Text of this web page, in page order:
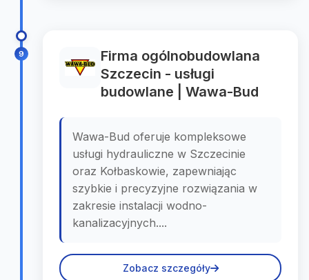
9
Firma ogólnobudowlana
Szczecin - usługi
budowlane | Wawa-Bud
Wawa-Bud oferuje kompleksowe
usługi hydrauliczne w Szczecinie
oraz Kołbaskowie, zapewniając
szybkie i precyzyjne rozwiązania w
zakresie instalacji wodno-
kanalizacyjnych....
Zobacz szczegóły